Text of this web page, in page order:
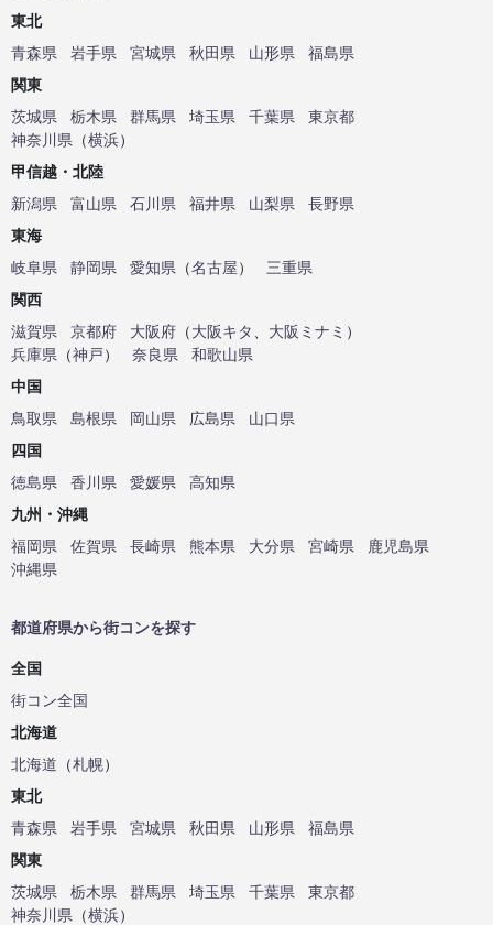
東北
青森県
岩手県 宮城県 秋田県 山形県
福島県
関東
茨城県
栃木県 群馬県 埼玉県 千葉県
東京都
神奈川県 （横浜）
甲信越・北陸
新潟県
富山県 石川県 福井県 山梨県
長野県
東海
岐阜県
静岡県 愛知県 （名古屋）
三重県
関西
滋賀県
京都府 大阪府 （大阪キタ 大阪ミナミ ）
兵庫県 （神戸） 奈良県
和歌山県
中国
鳥取県
島根県 岡山県 広島県
山口県
四国
徳島県
香川県 愛媛県
高知県
九州・沖縄
福岡県
佐賀県 長崎県 熊本県 大分県 宮崎県
鹿児島県
沖縄県
都道府県から街コンを探す
全国
街コン全国
北海道
北海道 （札幌）
東北
青森県
岩手県 宮城県 秋田県 山形県
福島県
関東
茨城県
栃木県 群馬県 埼玉県 千葉県
東京都
神奈川県 （横浜）